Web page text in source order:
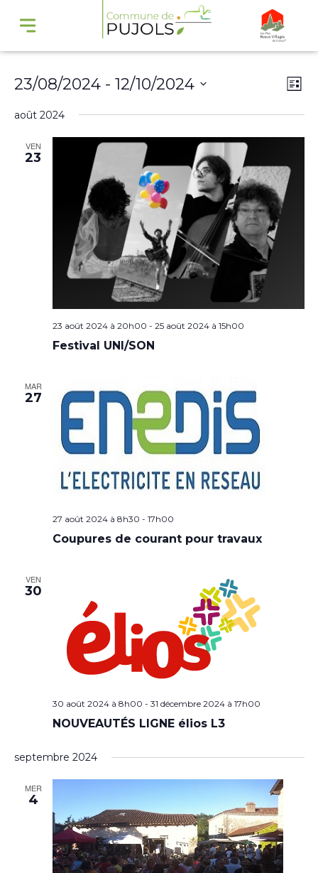
Liste
23/08/2024 - 12/10/2024
date.
août 2024
VEN
23
23 août 2024 à 20h00 - 25 août 2024 à 15h00
Festival UNI/SON
MAR
27
27 août 2024 à 8h30 - 17h00
Coupures de courant pour travaux
VEN
30
30 août 2024 à 8h00 - 31 décembre 2024 à 17h00
NOUVEAUTÉS LIGNE élios L3
septembre 2024
MER
4